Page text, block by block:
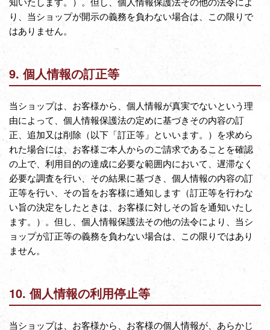
り、当ショップが開示の義務を負わない場合は、この限りで
はありません。
9. 個人情報の訂正等
当ショップは、お客様から、個人情報が真実でないという理
由によって、個人情報保護法の定めに基づきその内容の訂
正、追加又は削除（以下「訂正等」といいます。）を求めら
れた場合には、お客様ご本人からのご請求であることを確認
の上で、利用目的の達成に必要な範囲内において、遅滞なく
必要な調査を行い、その結果に基づき、個人情報の内容の訂
正等を行い、その旨をお客様に通知します（訂正等を行わな
い旨の決定をしたときは、お客様に対しその旨を通知いたし
ます。）。但し、個人情報保護法その他の法令により、当シ
ョップが訂正等の義務を負わない場合は、この限りではあり
ません。
10. 個人情報の利用停止等
当ショップは、お客様から、お客様の個人情報が、あらかじ